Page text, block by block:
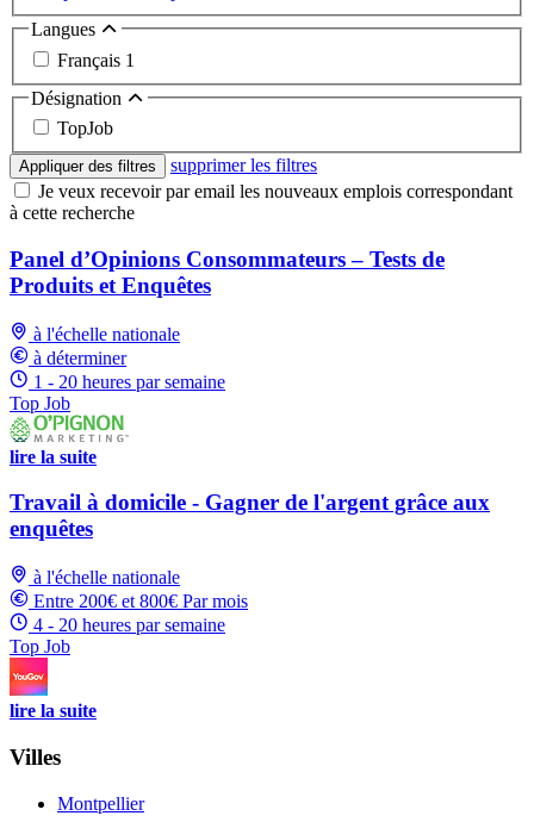
Langues
Français 1
Désignation
TopJob
Appliquer des filtres
supprimer les filtres
Je veux recevoir par email les nouveaux emplois correspondant
à cette recherche
Panel d’Opinions Consommateurs – Tests de
Produits et Enquêtes
à l'échelle nationale
à déterminer
1 - 20 heures par semaine
Top Job
lire la suite
Travail à domicile - Gagner de l'argent grâce aux
enquêtes
à l'échelle nationale
Entre 200€ et 800€ Par mois
4 - 20 heures par semaine
Top Job
lire la suite
Villes
Montpellier